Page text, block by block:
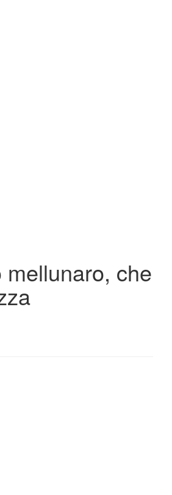
mellunaro, che